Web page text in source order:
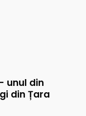
unul din
din Țara